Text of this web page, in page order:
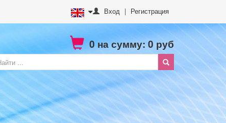
Вход | Регистрация
0на сумму: 0 руб